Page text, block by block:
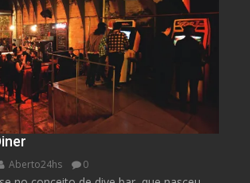
Aberto24hs 0